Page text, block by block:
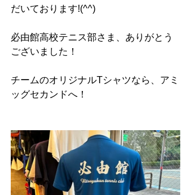
だいております!(^^)
必由館高校テニス部さま、ありがとう
ございました！
チームのオリジナルTシャツなら、アミ
ッグセカンドへ！